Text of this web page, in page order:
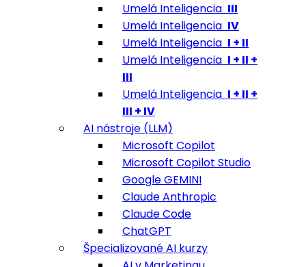
Umelá Inteligencia III
Umelá Inteligencia IV
Umelá Inteligencia I + II
Umelá Inteligencia I + II +
III
Umelá Inteligencia I + II +
III + IV
AI nástroje (LLM)
Microsoft Copilot
Microsoft Copilot Studio
Google GEMINI
Claude Anthropic
Claude Code
ChatGPT
Špecializované AI kurzy